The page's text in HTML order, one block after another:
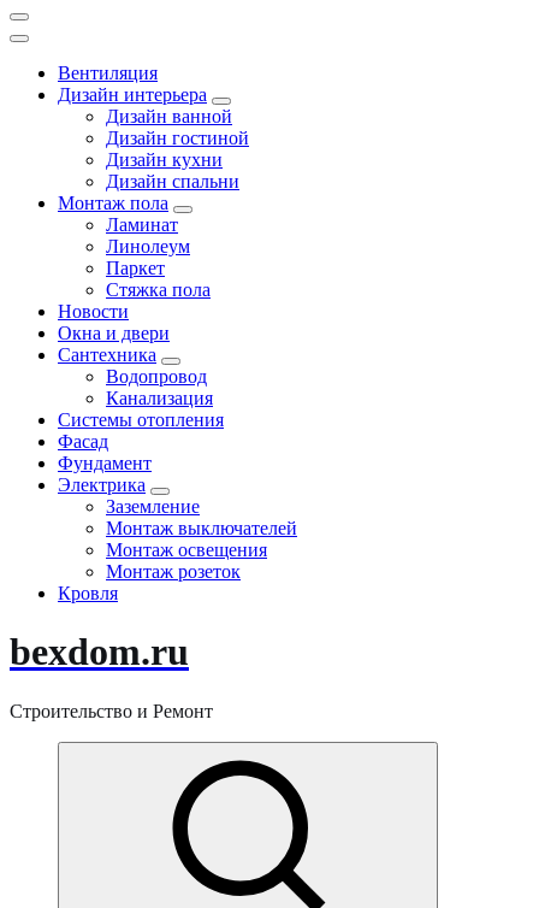
Вентиляция
Дизайн интерьера
Дизайн ванной
Дизайн гостиной
Дизайн кухни
Дизайн спальни
Монтаж пола
Ламинат
Линолеум
Паркет
Стяжка пола
Новости
Окна и двери
Сантехника
Водопровод
Канализация
Системы отопления
Фасад
Фундамент
Электрика
Заземление
Монтаж выключателей
Монтаж освещения
Монтаж розеток
Кровля
bexdom.ru
Строительство и Ремонт